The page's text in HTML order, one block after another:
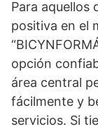
Para aquellos
positiva en el
opción
área central
fácilmente y
servicios. Si